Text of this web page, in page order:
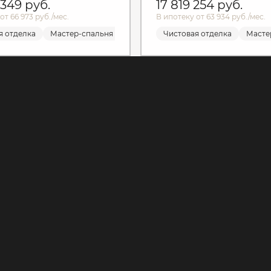
Мастер-спальня
руб.
66 973 руб./мес.
отделка
Мастер-спальня Чистовая отделка Мастер-
17 819 254 руб.
В ипотеку от 63 934 руб./мес.
Чистовая отделка